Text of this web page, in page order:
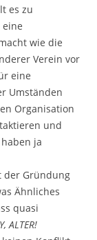
es zu
wie die
Verein vor
eine
Umständen
Organisation
und
ja
der Gründung
Ähnliches
quasi
ALTER!